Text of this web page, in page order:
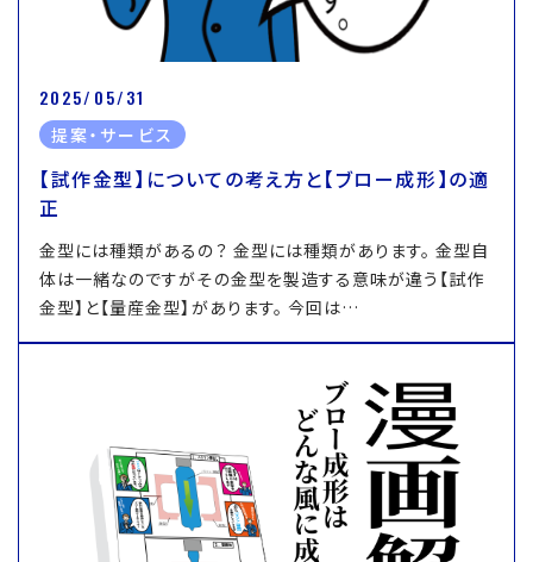
2025/05/31
提案・サービス
【試作金型】についての考え方と【ブロー成形】の適
正
金型には種類があるの？ 金型には種類があります。 金型自
体は一緒なのですがその金型を製造する意味が違う【試作
金型】と【量産金型】があります。 今回は…